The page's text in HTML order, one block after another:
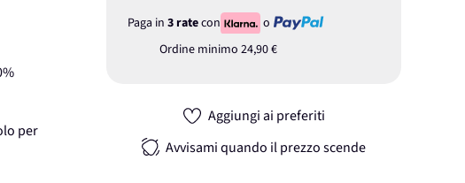
Paga in 3 ratecon
o
Ordine minimo 24,90 €
Aggiungi ai preferiti
Avvisami quando il prezzo scende
per